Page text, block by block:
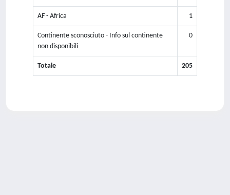
AF - Africa 1
Continente sconosciuto - Info sul continente
non disponibili
0
Totale 205